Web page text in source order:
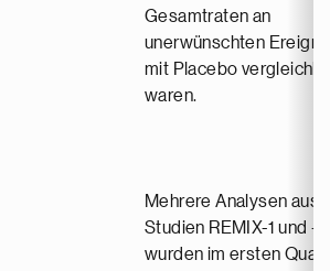
Gesamtraten an
unerwünschten
mit Placebo
waren.
Mehrere Analysen aus
Studien REMIX-1 und -2
wurden im ersten